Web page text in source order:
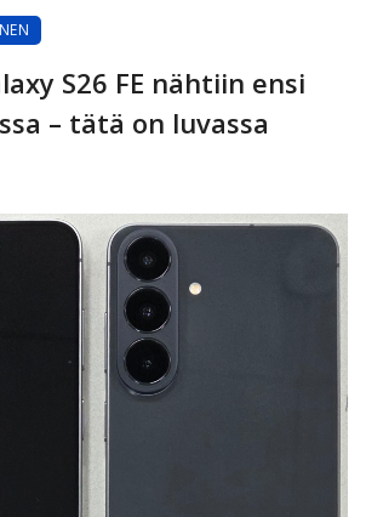
S26 FE nähtiin ensi
– tätä on luvassa